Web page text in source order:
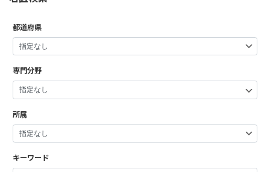
都道府県
専門分野
所属
キーワード